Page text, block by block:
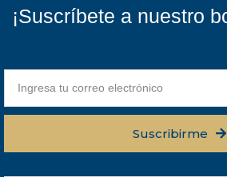
¡Suscríbete a nuestro
Suscribirme